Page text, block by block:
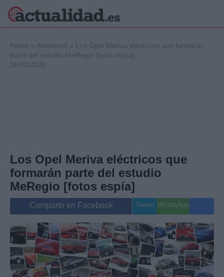
Internacional
Viajes
Gente
Musica
Home » Automovil »
Los Opel Meriva eléctricos que formarán
parte del estudio MeRegio [fotos espía]
26/02/2020
Los Opel Meriva eléctricos que
formarán parte del estudio
MeRegio [fotos espía]
Compartir en Facebook Tweet WhatsApp